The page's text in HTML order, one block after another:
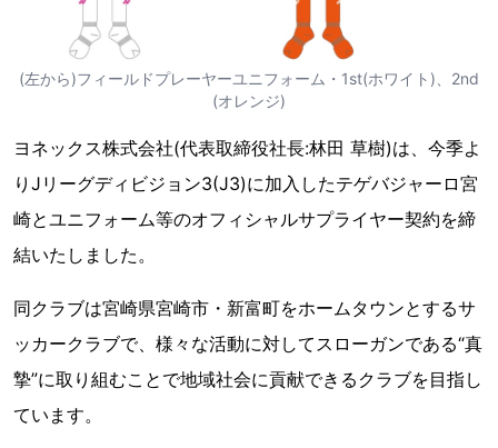
(左から)フィールドプレーヤーユニフォーム・1st(ホワイト)、2nd
(オレンジ)
ヨネックス株式会社(代表取締役社長:林田 草樹)は、今季よ
りJリーグディビジョン3(J3)に加入したテゲバジャーロ宮
崎とユニフォーム等のオフィシャルサプライヤー契約を締
結いたしました。
同クラブは宮崎県宮崎市・新富町をホームタウンとするサ
ッカークラブで、様々な活動に対してスローガンである“真
摯”に取り組むことで地域社会に貢献できるクラブを目指し
ています。